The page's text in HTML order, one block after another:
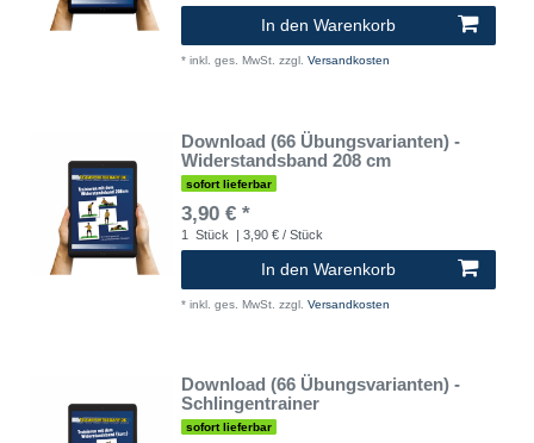
In den Warenkorb
* inkl. ges. MwSt. zzgl. Versandkosten
Download (66 Übungsvarianten) -
Widerstandsband 208 cm
sofort lieferbar
3,90 € *
1 Stück | 3,90 € / Stück
In den Warenkorb
* inkl. ges. MwSt. zzgl. Versandkosten
Download (66 Übungsvarianten) -
Schlingentrainer
sofort lieferbar